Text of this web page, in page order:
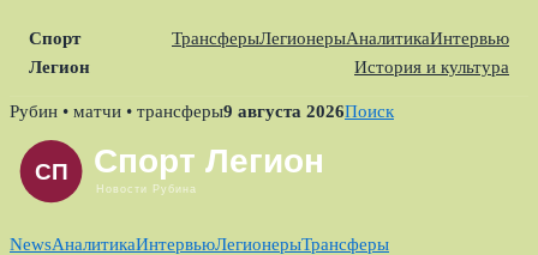
Спорт
Легион
ТрансферыЛегионерыАналитикаИнтервью
История и культура
Skip
content
Рубин • матчи • трансферы9 августа 2026Поиск
NewsАналитикаИнтервьюЛегионерыТрансферы